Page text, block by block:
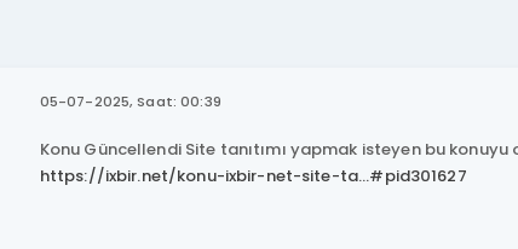
05-07-2025, Saat: 00:39
Konu Güncellendi Site tanıtımı yapmak isteyen bu konuyu
https://ixbir.net/konu-ixbir-net-site-ta...#pid301627